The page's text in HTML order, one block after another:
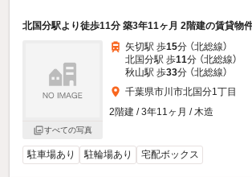
北国分駅より徒歩11分 築3年11ヶ月 2階建の賃貸物
すべての写真
矢切駅 歩15分 （北総線）
北国分駅 歩11分 （北総線）
秋山駅 歩33分 （北総線）
千葉県市川市北国分1丁目
2階建 / 3年11ヶ月 / 木造
駐車場あり 駐輪場あり 宅配ボックス